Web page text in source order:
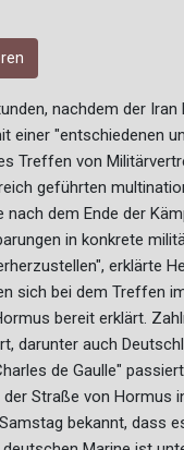
nachdem der
einer "entschiedenen
Treffen von
geführten
dem Ende der
in konkrete
erklärte
sich bei dem Treffen
bereit erklärt.
darunter auch
de Gaulle"
Straße von Hormus
bekannt, dass